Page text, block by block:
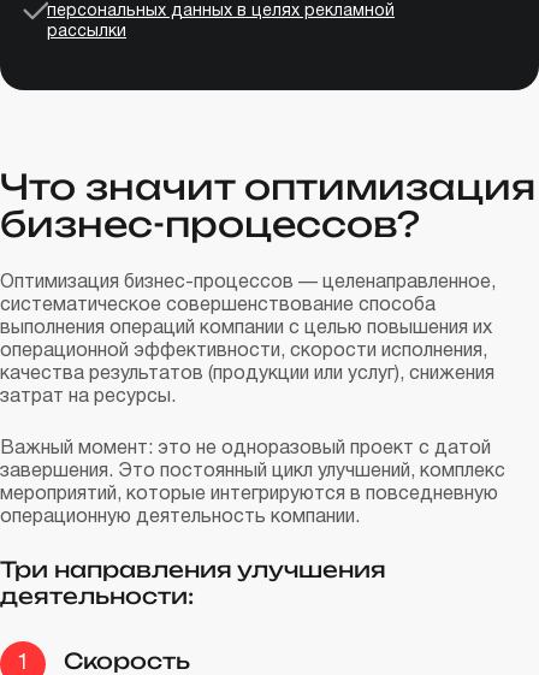
персональных данных в целях рекламной
рассылки
Что значит оптимизация
бизнес-процессов?
Оптимизация бизнес-процессов — целенаправленное,
систематическое совершенствование способа
выполнения операций компании с целью повышения их
операционной эффективности, скорости исполнения,
качества результатов (продукции или услуг), снижения
затрат на ресурсы.
Важный момент: это не одноразовый проект с датой
завершения. Это постоянный цикл улучшений, комплекс
мероприятий, которые интегрируются в повседневную
операционную деятельность компании.
Три направления улучшения
деятельности:
1 Скорость